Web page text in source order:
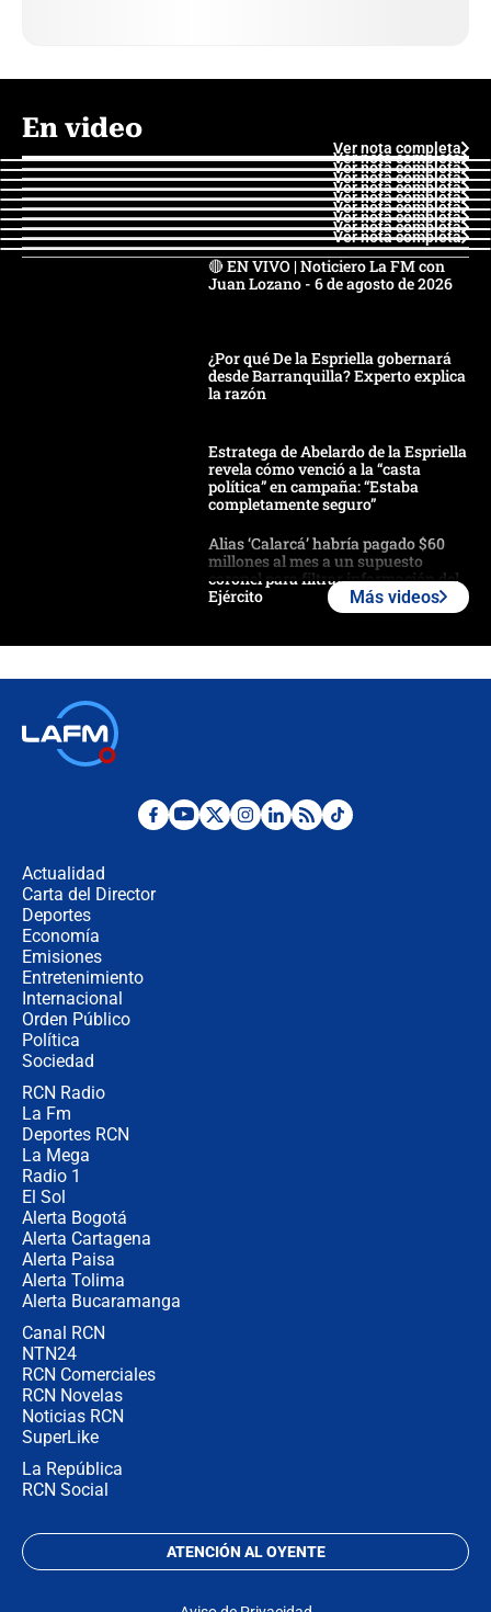
En video
Ver nota completa
Ver nota completa
Ver nota completa
Ver nota completa
Ver nota completa
Ver nota completa
Ver nota completa
Ver nota completa
Ver nota completa
Ver nota completa
🔴 EN VIVO | Noticiero La FM con
Juan Lozano - 6 de agosto de 2026
¿Por qué De la Espriella gobernará
desde Barranquilla? Experto explica
la razón
Estratega de Abelardo de la Espriella
revela cómo venció a la “casta
política” en campaña: “Estaba
completamente seguro”
Alias ‘Calarcá’ habría pagado $60
millones al mes a un supuesto
coronel para filtrar información del
Ejército
Ministro de Defensa no descarta el
Más videos
Actualidad
Carta del Director
Deportes
Economía
Emisiones
Entretenimiento
Internacional
Orden Público
Política
Sociedad
RCN Radio
La Fm
Deportes RCN
La Mega
Radio 1
El Sol
Alerta Bogotá
Alerta Cartagena
Alerta Paisa
Alerta Tolima
Alerta Bucaramanga
Canal RCN
NTN24
RCN Comerciales
RCN Novelas
Noticias RCN
SuperLike
La República
RCN Social
ATENCIÓN AL OYENTE